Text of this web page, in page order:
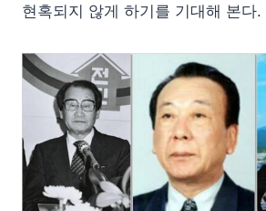
현혹되지 않게 하기를 기대해 본다.